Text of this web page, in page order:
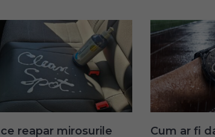
reapar mirosurile Cum ar fi